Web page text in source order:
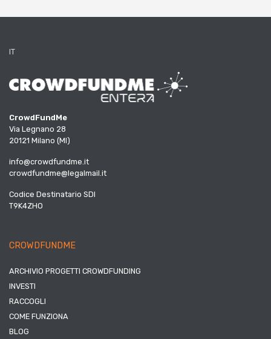
IT
CrowdFundMe
Via Legnano 28
20121 Milano (MI)
info@crowdfundme.it
crowdfundme@legalmail.it
Codice Destinatario SDI
T9K4ZHO
CROWDFUNDME
ARCHIVIO PROGETTI CROWDFUNDING
INVESTI
RACCOGLI
COME FUNZIONA
BLOG